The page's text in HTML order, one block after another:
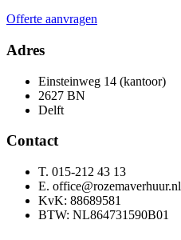
Offerte aanvragen
Adres
Einsteinweg 14 (kantoor)
2627 BN
Delft
Contact
T. 015-212 43 13
E. office@rozemaverhuur.nl
KvK: 88689581
BTW: NL864731590B01